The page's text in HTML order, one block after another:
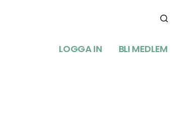
LOGGA IN BLI MEDLEM